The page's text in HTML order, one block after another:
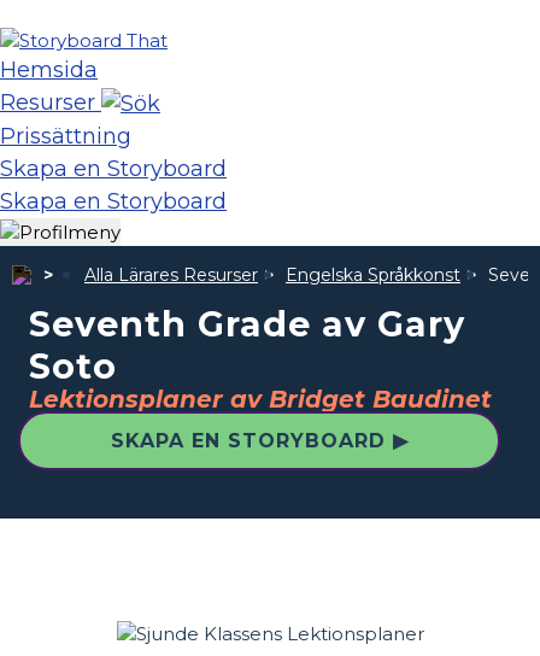
Hemsida
Resurser
Prissättning
Skapa en Storyboard
Skapa en Storyboard
Alla Lärares Resurser Engelska Språkkonst
Seventh Grade av Gary
Soto
Lektionsplaner av Bridget Baudinet
SKAPA EN STORYBOARD ▶